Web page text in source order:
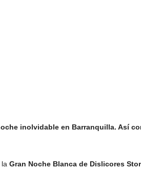
inolvidable en Barranquilla. Así
la Gran Noche Blanca de Dislicores